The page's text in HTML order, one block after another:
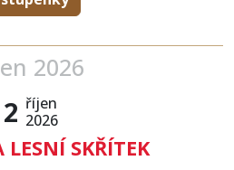
2026
2 říjen
2026
SKŘÍTEK